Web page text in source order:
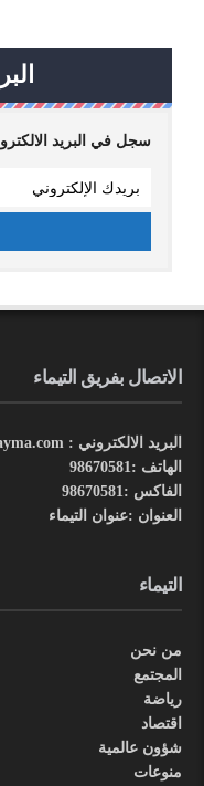
سجل في البريد
الاتصال بفريق التيماء
البريد الالكتروني : info@attayma.com
الهاتف :98670581
الفاكس :98670581
العنوان :عنوان التيماء
التيماء
من نحن
المجتمع
رياضة
اقتصاد
شؤون عالمية
منوعات